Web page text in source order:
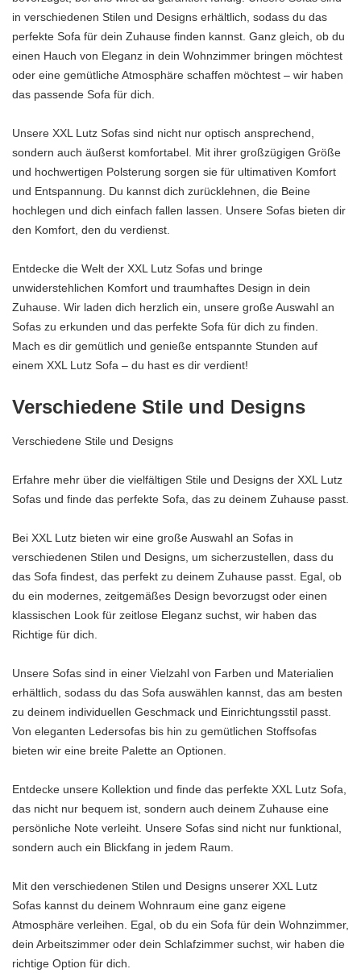
in verschiedenen Stilen und Designs erhältlich, sodass du das
perfekte Sofa für dein Zuhause finden kannst. Ganz gleich, ob du
einen Hauch von Eleganz in dein Wohnzimmer bringen möchtest
oder eine gemütliche Atmosphäre schaffen möchtest – wir haben
das passende Sofa für dich.
Unsere XXL Lutz Sofas sind nicht nur optisch ansprechend,
sondern auch äußerst komfortabel. Mit ihrer großzügigen Größe
und hochwertigen Polsterung sorgen sie für ultimativen Komfort
und Entspannung. Du kannst dich zurücklehnen, die Beine
hochlegen und dich einfach fallen lassen. Unsere Sofas bieten dir
den Komfort, den du verdienst.
Entdecke die Welt der XXL Lutz Sofas und bringe
unwiderstehlichen Komfort und traumhaftes Design in dein
Zuhause. Wir laden dich herzlich ein, unsere große Auswahl an
Sofas zu erkunden und das perfekte Sofa für dich zu finden.
Mach es dir gemütlich und genieße entspannte Stunden auf
einem XXL Lutz Sofa – du hast es dir verdient!
Verschiedene Stile und Designs
Verschiedene Stile und Designs
Erfahre mehr über die vielfältigen Stile und Designs der XXL Lutz
Sofas und finde das perfekte Sofa, das zu deinem Zuhause passt.
Bei XXL Lutz bieten wir eine große Auswahl an Sofas in
verschiedenen Stilen und Designs, um sicherzustellen, dass du
das Sofa findest, das perfekt zu deinem Zuhause passt. Egal, ob
du ein modernes, zeitgemäßes Design bevorzugst oder einen
klassischen Look für zeitlose Eleganz suchst, wir haben das
Richtige für dich.
Unsere Sofas sind in einer Vielzahl von Farben und Materialien
erhältlich, sodass du das Sofa auswählen kannst, das am besten
zu deinem individuellen Geschmack und Einrichtungsstil passt.
Von eleganten Ledersofas bis hin zu gemütlichen Stoffsofas
bieten wir eine breite Palette an Optionen.
Entdecke unsere Kollektion und finde das perfekte XXL Lutz Sofa,
das nicht nur bequem ist, sondern auch deinem Zuhause eine
persönliche Note verleiht. Unsere Sofas sind nicht nur funktional,
sondern auch ein Blickfang in jedem Raum.
Mit den verschiedenen Stilen und Designs unserer XXL Lutz
Sofas kannst du deinem Wohnraum eine ganz eigene
Atmosphäre verleihen. Egal, ob du ein Sofa für dein Wohnzimmer,
dein Arbeitszimmer oder dein Schlafzimmer suchst, wir haben die
richtige Option für dich.